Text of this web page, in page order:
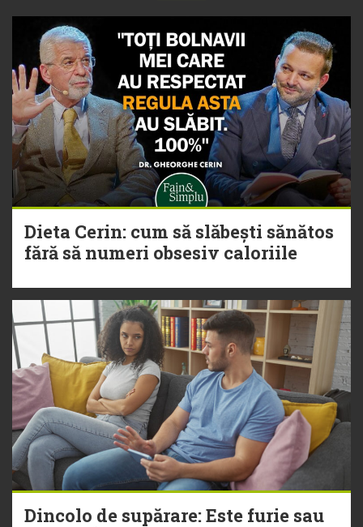
Dieta Cerin: cum să slăbești sănătos
fără să numeri obsesiv caloriile
Dincolo de supărare: Este furie sau